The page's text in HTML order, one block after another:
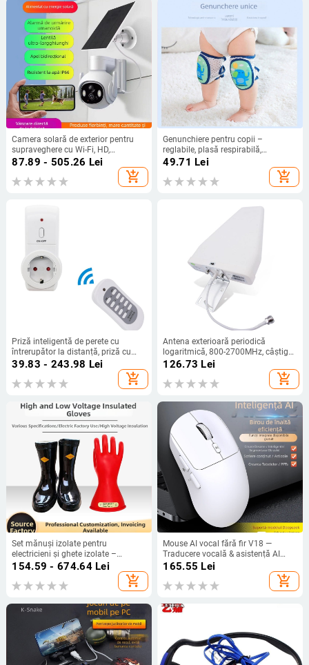
Camera solară de exterior pentru
supraveghere cu Wi-Fi, HD,
iluminare minimă 0,002 lux, SNR >
44 dB, senzor 1/2.7, alimentare 5V,
interval de temperatură -5 la 55°C
87.89 - 505.26 Lei
add_shopping_cart
Genunchiere pentru copii –
reglabile, plasă respirabilă,
antiderapante, protecție pentru
49.71 Lei
add_shopping_cart
Priză inteligentă de perete cu
întrerupător la distanță, priză cu
standard UE, montaj prin perete
echipamente electrice, temperatură
39.83 - 243.98 Lei
add_shopping_cart
Antena exterioară periodică
logaritmică, 800-2700MHz, câștig
8/9 dBi, impedanță 50 Ω, SWR ≤ 1,5
126.73 Lei
add_shopping_cart
Set mănuși izolate pentru
electricieni și ghete izolate –
cauciuc, izolație pentru lucrări
154.59 - 674.64Lei
add_shopping_cart
Mouse AI vocal fără fir V18 —
Traducere vocală & asistență AI
(2.4G+Bluetooth, 3500dpi, 3
165.55 Lei
add_shopping_cart